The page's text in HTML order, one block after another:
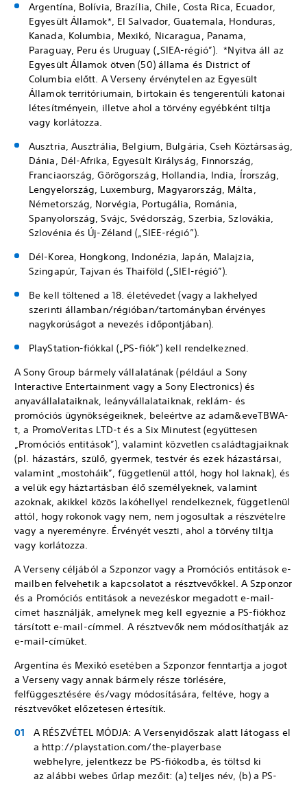
Argentína, Bolívia, Brazília, Chile, Costa Rica, Ecuador,
Egyesült Államok*, El Salvador, Guatemala, Honduras,
Kanada, Kolumbia, Mexikó, Nicaragua, Panama,
Paraguay, Peru és Uruguay („SIEA-régió”). *Nyitva áll az
Egyesült Államok ötven (50) állama és District of
Columbia előtt. A Verseny érvénytelen az Egyesült
Államok territóriumain, birtokain és tengerentúli katonai
létesítményein, illetve ahol a törvény egyébként tiltja
vagy korlátozza.
Ausztria, Ausztrália, Belgium, Bulgária, Cseh Köztársaság,
Dánia, Dél-Afrika, Egyesült Királyság, Finnország,
Franciaország, Görögország, Hollandia, India, Írország,
Lengyelország, Luxemburg, Magyarország, Málta,
Németország, Norvégia, Portugália, Románia,
Spanyolország, Svájc, Svédország, Szerbia, Szlovákia,
Szlovénia és Új-Zéland („SIEE-régió”).
Dél-Korea, Hongkong, Indonézia, Japán, Malajzia,
Szingapúr, Tajvan és Thaiföld („SIEI-régió”).
Be kell töltened a 18. életévedet (vagy a lakhelyed
szerinti államban/régióban/tartományban érvényes
nagykorúságot a nevezés időpontjában).
PlayStation-fiókkal („PS-fiók”) kell rendelkezned.
A Sony Group bármely vállalatának (például a Sony
Interactive Entertainment vagy a Sony Electronics) és
anyavállalataiknak, leányvállalataiknak, reklám- és
promóciós ügynökségeiknek, beleértve az adam&eveTBWA-
t, a PromoVeritas LTD-t és a Six Minutest (együttesen
„Promóciós entitások”), valamint közvetlen családtagjaiknak
(pl. házastárs, szülő, gyermek, testvér és ezek házastársai,
valamint „mostoháik”, függetlenül attól, hogy hol laknak), és
a velük egy háztartásban élő személyeknek, valamint
azoknak, akikkel közös lakóhellyel rendelkeznek, függetlenül
attól, hogy rokonok vagy nem, nem jogosultak a részvételre
vagy a nyereményre. Érvényét veszti, ahol a törvény tiltja
vagy korlátozza.
A Verseny céljából a Szponzor vagy a Promóciós entitások e-
mailben felvehetik a kapcsolatot a résztvevőkkel. A Szponzor
és a Promóciós entitások a nevezéskor megadott e-mail-
címet használják, amelynek meg kell egyeznie a PS-fiókhoz
társított e-mail-címmel. A résztvevők nem módosíthatják az
e-mail-címüket.
Argentína és Mexikó esetében a Szponzor fenntartja a jogot
a Verseny vagy annak bármely része törlésére,
felfüggesztésére és/vagy módosítására, feltéve, hogy a
résztvevőket előzetesen értesítik.
A RÉSZVÉTEL MÓDJA: A Versenyidőszak alatt látogass el
a http://playstation.com/the-playerbase
webhelyre, jelentkezz be PS-fiókodba, és töltsd ki
az alábbi webes űrlap mezőit: (a) teljes név, (b) a PS-